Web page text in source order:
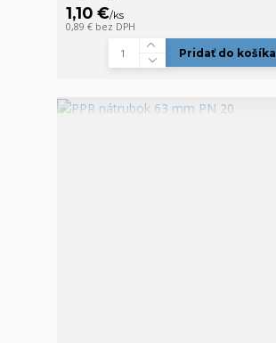
1,10 €/ks
0,89 € bez DPH
Pridať do košíka